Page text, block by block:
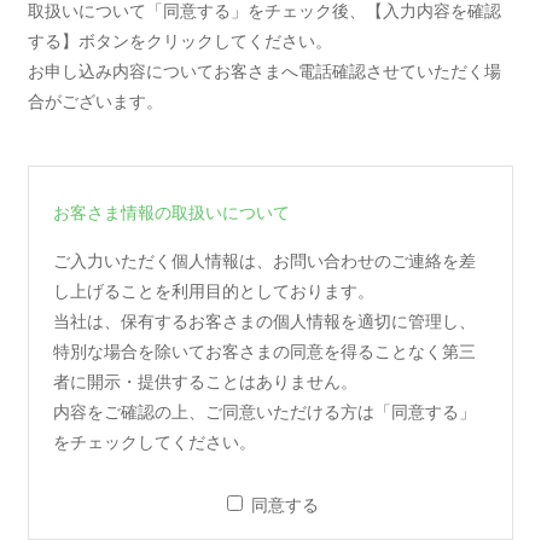
取扱いについて「同意する」をチェック後、【入力内容を確認
する】ボタンをクリックしてください。
お申し込み内容についてお客さまへ電話確認させていただく場
合がございます。
お客さま情報の取扱いについて
ご入力いただく個人情報は、お問い合わせのご連絡を差
し上げることを利用目的としております。
当社は、保有するお客さまの個人情報を適切に管理し、
特別な場合を除いてお客さまの同意を得ることなく第三
者に開示・提供することはありません。
内容をご確認の上、ご同意いただける方は「同意する」
をチェックしてください。
同意する